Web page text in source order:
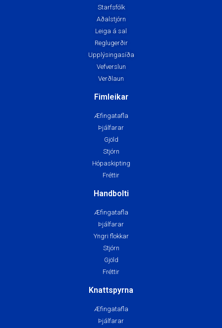
Starfsfólk
Aðalstjórn
Leiga á sal
Reglugerðir
Upplýsingasíða
Vefverslun
Verðlaun
Fimleikar
Æfingatafla
Þjálfarar
Gjöld
Stjórn
Hópaskipting
Fréttir
Handbolti
Æfingatafla
Þjálfarar
Yngri flokkar
Stjórn
Gjöld
Fréttir
Knattspyrna
Æfingatafla
Þjálfarar